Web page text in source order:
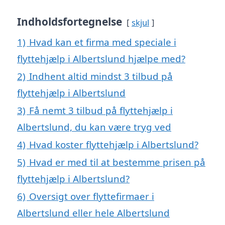
Indholdsfortegnelse skjul
1) Hvad kan et firma med speciale i
flyttehjælp i Albertslund hjælpe med?
2) Indhent altid mindst 3 tilbud på
flyttehjælp i Albertslund
3) Få nemt 3 tilbud på flyttehjælp i
Albertslund, du kan være tryg ved
4) Hvad koster flyttehjælp i Albertslund?
5) Hvad er med til at bestemme prisen på
flyttehjælp i Albertslund?
6) Oversigt over flyttefirmaer i
Albertslund eller hele Albertslund